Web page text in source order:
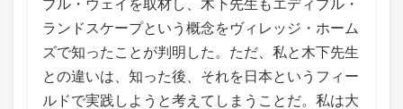
ブル・ウェイを取材し、木下先生もエディブル・
ランドスケープという概念をヴィレッジ・ホーム
ズで知ったことが判明した。ただ、私と木下先生
との違いは、知った後、それを日本というフィー
ルドで実践しようと考えてしまうことだ。私は大